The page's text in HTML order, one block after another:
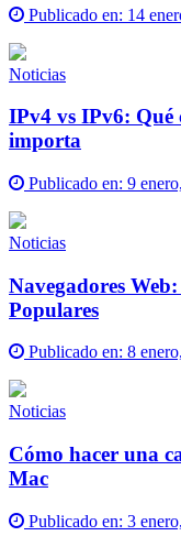
Publicado en: 14
Noticias
IPv4 vs IPv6: Qué
importa
Publicado en: 9
Noticias
Navegadores
Populares
Publicado en: 8
Noticias
Cómo hacer una
Mac
Publicado en: 3